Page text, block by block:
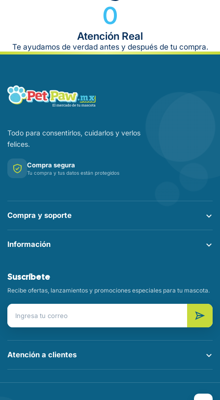
0
Atención Real
Te ayudamos de verdad antes y después de tu compra.
Todo para consentirlos, cuidarlos y verlos
felices.
Compra segura
Tu compra y tus datos están protegidos
Compra y soporte
Información
Suscríbete
Recibe ofertas, lanzamientos y promociones especiales para tu mascota.
Correo electrónico
Atención a clientes